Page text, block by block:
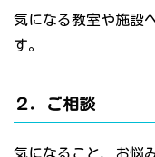
気になる教室や施設
す。
２．ご相談
気になること、お悩